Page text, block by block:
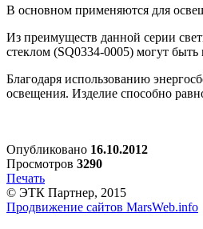
В основном применяются для
Из преимуществ данной серии
стеклом (SQ0334-0005) могут
Благодаря использованию
освещения. Изделие способно
Опубликовано 16.10.2012
Просмотров 3290
Печать
© ЭТК Партнер, 2015
Продвижение сайтов MarsWeb.info